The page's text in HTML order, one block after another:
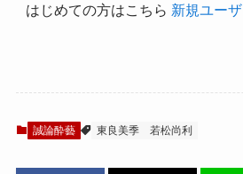
はじめての方はこちら 新規ユー
誠論酔藝 東良美季 若松尚利